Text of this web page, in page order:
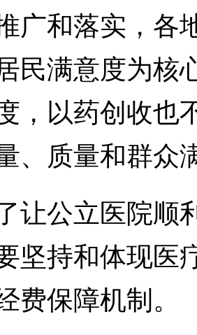
广和落实，各
民满意度为核
，以药创收也
、质量和群众
公立医院顺
坚持和体现医
费保障机制。